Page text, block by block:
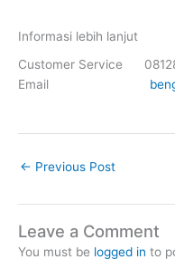
Informasi lebih lanjut
Customer Service
Email
← Previous Post
Leave a Comment
You must be logged in to